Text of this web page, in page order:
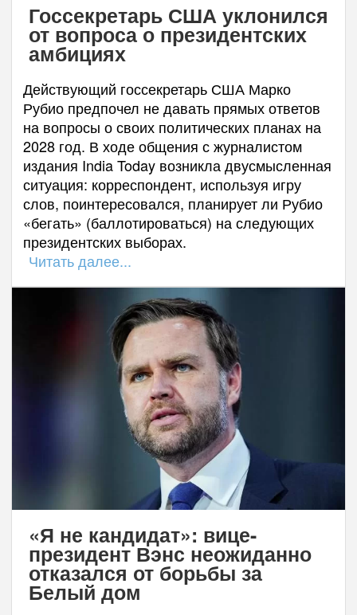
Госсекретарь США уклонился
от вопроса о президентских
амбициях
Действующий госсекретарь США Марко
Рубио предпочел не давать прямых ответов
на вопросы о своих политических планах на
2028 год. В ходе общения с журналистом
издания India Today возникла двусмысленная
ситуация: корреспондент, используя игру
слов, поинтересовался, планирует ли Рубио
«бегать» (баллотироваться) на следующих
президентских выборах.
Читать далее...
«Я не кандидат»: вице-
президент Вэнс неожиданно
отказался от борьбы за
Белый дом